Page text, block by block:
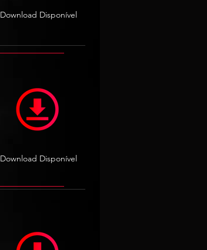
Download Disponível
Download Disponível